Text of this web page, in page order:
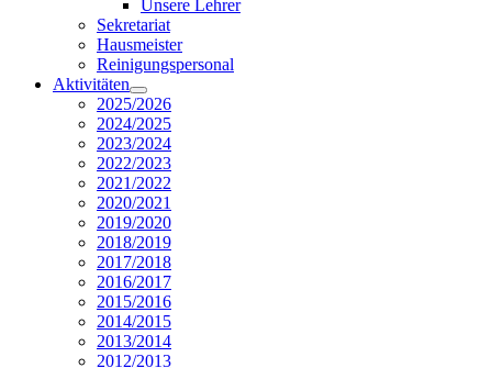
Unsere Lehrer
Sekretariat
Hausmeister
Reinigungspersonal
Aktivitäten
2025/2026
2024/2025
2023/2024
2022/2023
2021/2022
2020/2021
2019/2020
2018/2019
2017/2018
2016/2017
2015/2016
2014/2015
2013/2014
2012/2013